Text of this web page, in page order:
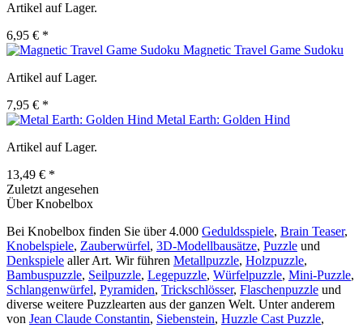
Artikel auf Lager.
6,95 € *
Magnetic Travel Game Sudoku
Artikel auf Lager.
7,95 € *
Metal Earth: Golden Hind
Artikel auf Lager.
13,49 € *
Zuletzt angesehen
Über Knobelbox
Bei Knobelbox finden Sie über 4.000 Geduldsspiele, Brain Teaser,
Knobelspiele, Zauberwürfel, 3D-Modellbausätze, Puzzle und
Denkspiele aller Art. Wir führen Metallpuzzle, Holzpuzzle,
Bambuspuzzle, Seilpuzzle, Legepuzzle, Würfelpuzzle, Mini-Puzzle,
Schlangenwürfel, Pyramiden, Trickschlösser, Flaschenpuzzle und
diverse weitere Puzzlearten aus der ganzen Welt. Unter anderem
von Jean Claude Constantin, Siebenstein, Huzzle Cast Puzzle,